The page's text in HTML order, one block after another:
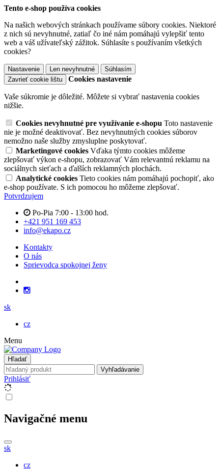
Tento e-shop používa cookies
Na našich webových stránkach používame súbory cookies. Niektoré
z nich sú nevyhnutné, zatiaľ čo iné nám pomáhajú vylepšiť tento
web a váš užívateľský zážitok. Súhlasíte s používaním všetkých
cookies?
Nastavenie Len nevyhnutné
Súhlasím
Zavrieť cookie lištu
Cookies nastavenie
Vaše súkromie je dôležité. Môžete si vybrať nastavenia cookies
nižšie.
Cookies nevyhnutné pre využívanie e-shopu Toto nastavenie
nie je možné deaktivovať. Bez nevyhnutných cookies súborov
nemožno naše služby zmysluplne poskytovať.
Marketingové cookies Vďaka týmto cookies môžeme
zlepšovať výkon e-shopu, zobrazovať Vám relevantnú reklamu na
sociálnych sieťach a ďalších reklamných plochách.
Analytické cookies Tieto cookies nám pomáhajú pochopiť, ako
e-shop používate. S ich pomocou ho môžeme zlepšovať.
Potvrdzujem
Po-Pia 7:00 - 13:00 hod.
+421 951 169 453
info@ekapo.cz
Kontakty
O nás
Sprievodca spokojnej ženy
sk
cz
Menu
Hľadať
Vyhľadávanie
Prihlásiť
Navigačné menu
sk
cz